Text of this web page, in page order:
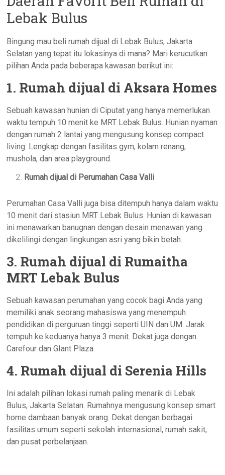
Lebak Bulus
Bingung mau beli rumah dijual di Lebak Bulus, Jakarta
Selatan yang tepat itu lokasinya di mana? Mari kerucutkan
pilihan Anda pada beberapa kawasan berikut ini:
1. Rumah dijual di Aksara Homes
Sebuah kawasan hunian di Ciputat yang hanya memerlukan
waktu tempuh 10 menit ke MRT Lebak Bulus. Hunian nyaman
dengan rumah 2 lantai yang mengusung konsep compact
living. Lengkap dengan fasilitas gym, kolam renang,
mushola, dan area playground.
Rumah dijual di Perumahan Casa Valli
Perumahan Casa Valli juga bisa ditempuh hanya dalam waktu
10 menit dari stasiun MRT Lebak Bulus. Hunian di kawasan
ini menawarkan banugnan dengan desain menawan yang
dikelilingi dengan lingkungan asri yang bikin betah.
3. Rumah dijual di Rumaitha
MRT Lebak Bulus
Sebuah kawasan perumahan yang cocok bagi Anda yang
memiliki anak seorang mahasiswa yang menempuh
pendidikan di perguruan tinggi seperti UIN dan UM. Jarak
tempuh ke keduanya hanya 3 menit. Dekat juga dengan
Carefour dan GIant Plaza.
4. Rumah dijual di Serenia Hills
Ini adalah pilihan lokasi rumah paling menarik di Lebak
Bulus, Jakarta Selatan. Rumahnya mengusung konsep smart
home dambaan banyak orang. Dekat dengan berbagai
fasilitas umum seperti sekolah internasional, rumah sakit,
dan pusat perbelanjaan.